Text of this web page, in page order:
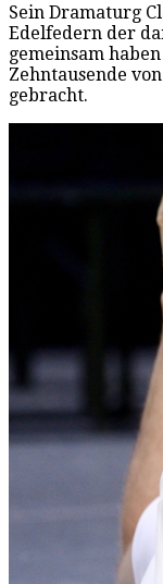
Sein Dramaturg
Edelfedern der
gemeinsam
Zehntausende
gebracht.